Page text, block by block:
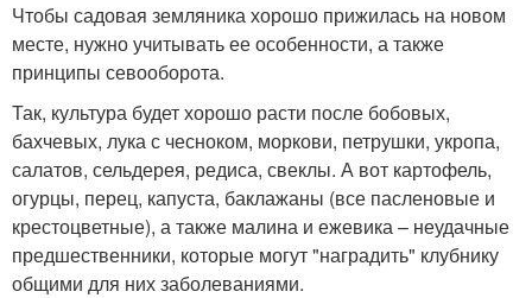
Чтобы садовая земляника хорошо прижилась на новом
месте, нужно учитывать ее особенности, а также
принципы севооборота.
Так, культура будет хорошо расти после бобовых,
бахчевых, лука с чесноком, моркови, петрушки, укропа,
салатов, сельдерея, редиса, свеклы. А вот картофель,
огурцы, перец, капуста, баклажаны (все пасленовые и
крестоцветные), а также малина и ежевика – неудачные
предшественники, которые могут "наградить" клубнику
общими для них заболеваниями.